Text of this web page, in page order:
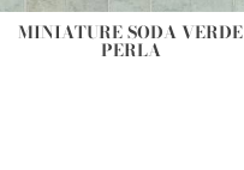
MINIATURE SODA VERDE
PERLA